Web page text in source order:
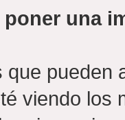
una
que pueden
viendo los